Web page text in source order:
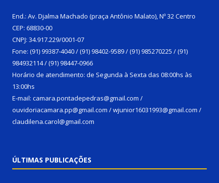
End.: Av. Djalma Machado (praça Antônio Malato), Nº 32 Centro
CEP: 68830-00
CNPJ: 34.917.229/0001-07
Fone: (91) 99387-4040 / (91) 98402-9589 / (91) 985270225 / (91)
984932114 / (91) 98447-0966
Horário de atendimento: de Segunda à Sexta das 08:00hs às
13:00hs
E-mail: camara.pontadepedras@gmail.com /
ouvidoriacamara.pp@gmail.com / wjunior16031993@gmail.com /
claudilena.carol@gmail.com
ÚLTIMAS PUBLICAÇÕES